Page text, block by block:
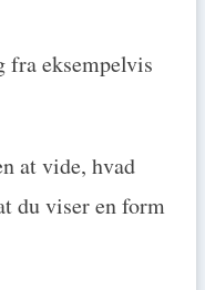
fra eksempelvis
at vide, hvad
du viser en form